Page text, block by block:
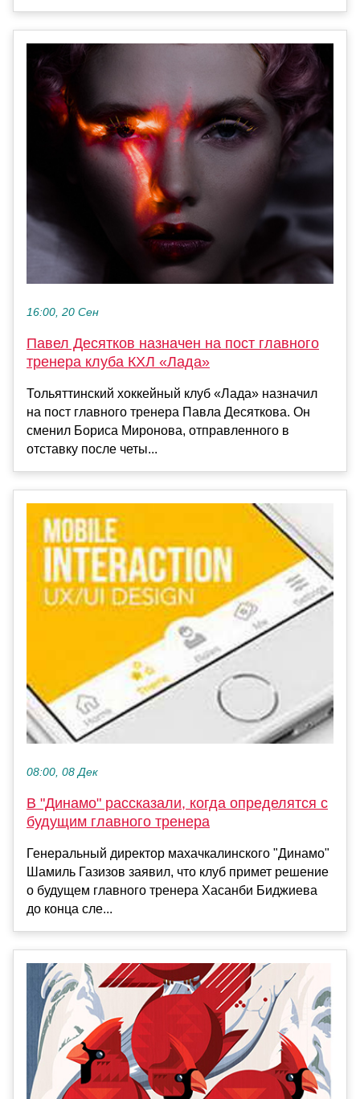
16:00, 20 Сен
Павел Десятков назначен на пост главного
тренера клуба КХЛ «Лада»
Тольяттинский хоккейный клуб «Лада» назначил
на пост главного тренера Павла Десяткова. Он
сменил Бориса Миронова, отправленного в
отставку после четы...
08:00, 08 Дек
В "Динамо" рассказали, когда определятся с
будущим главного тренера
Генеральный директор махачкалинского "Динамо"
Шамиль Газизов заявил, что клуб примет решение
о будущем главного тренера Хасанби Биджиева
до конца сле...